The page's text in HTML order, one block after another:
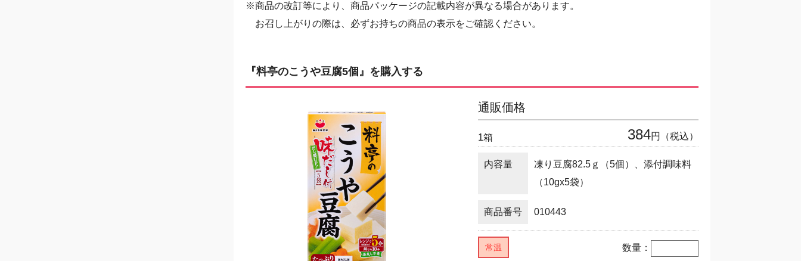
※商品の改訂等により、商品パッケージの記載内容が異なる場合があります。
お召し上がりの際は、必ずお持ちの商品の表示をご確認ください。
『料亭のこうや豆腐5個』を購入する
通販価格
1箱 384円（税込）
内容量
凍り豆腐82.5ｇ（5個）、添付調味料
（10gx5袋）
商品番号 010443
常温 数量：